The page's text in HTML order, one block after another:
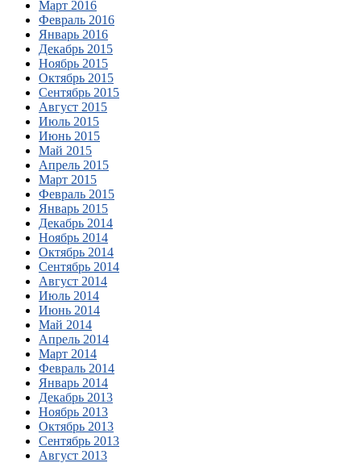
Март 2016
Февраль 2016
Январь 2016
Декабрь 2015
Ноябрь 2015
Октябрь 2015
Сентябрь 2015
Август 2015
Июль 2015
Июнь 2015
Май 2015
Апрель 2015
Март 2015
Февраль 2015
Январь 2015
Декабрь 2014
Ноябрь 2014
Октябрь 2014
Сентябрь 2014
Август 2014
Июль 2014
Июнь 2014
Май 2014
Апрель 2014
Март 2014
Февраль 2014
Январь 2014
Декабрь 2013
Ноябрь 2013
Октябрь 2013
Сентябрь 2013
Август 2013